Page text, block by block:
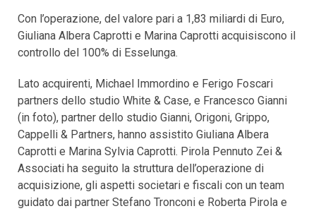
Con l’operazione, del valore pari a 1,83 miliardi di Euro,
Giuliana Albera Caprotti e Marina Caprotti acquisiscono il
controllo del 100% di Esselunga.
Lato acquirenti, Michael Immordino e Ferigo Foscari
partners dello studio White & Case, e Francesco Gianni
(in foto), partner dello studio Gianni, Origoni, Grippo,
Cappelli & Partners, hanno assistito Giuliana Albera
Caprotti e Marina Sylvia Caprotti. Pirola Pennuto Zei &
Associati ha seguito la struttura dell’operazione di
acquisizione, gli aspetti societari e fiscali con un team
guidato dai partner Stefano Tronconi e Roberta Pirola e